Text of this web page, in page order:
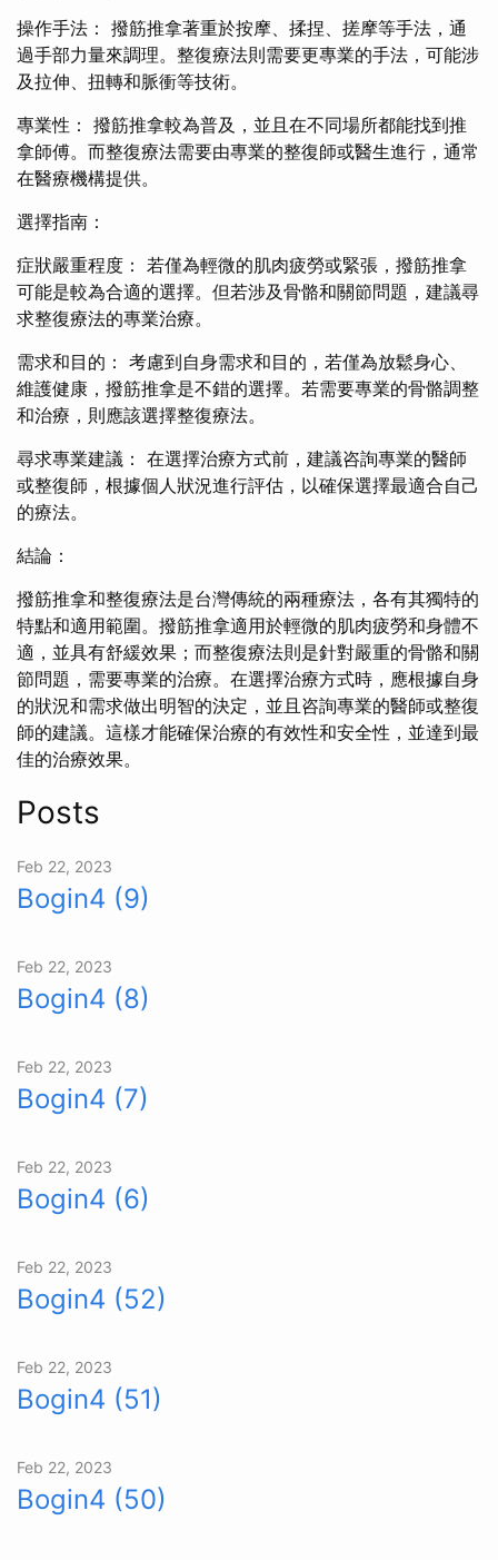
操作手法： 撥筋推拿著重於按摩、揉捏、搓摩等手法，通
過手部力量來調理。整復療法則需要更專業的手法，可能涉
及拉伸、扭轉和脈衝等技術。
專業性： 撥筋推拿較為普及，並且在不同場所都能找到推
拿師傅。而整復療法需要由專業的整復師或醫生進行，通常
在醫療機構提供。
選擇指南：
症狀嚴重程度： 若僅為輕微的肌肉疲勞或緊張，撥筋推拿
可能是較為合適的選擇。但若涉及骨骼和關節問題，建議尋
求整復療法的專業治療。
需求和目的： 考慮到自身需求和目的，若僅為放鬆身心、
維護健康，撥筋推拿是不錯的選擇。若需要專業的骨骼調整
和治療，則應該選擇整復療法。
尋求專業建議： 在選擇治療方式前，建議咨詢專業的醫師
或整復師，根據個人狀況進行評估，以確保選擇最適合自己
的療法。
結論：
撥筋推拿和整復療法是台灣傳統的兩種療法，各有其獨特的
特點和適用範圍。撥筋推拿適用於輕微的肌肉疲勞和身體不
適，並具有舒緩效果；而整復療法則是針對嚴重的骨骼和關
節問題，需要專業的治療。在選擇治療方式時，應根據自身
的狀況和需求做出明智的決定，並且咨詢專業的醫師或整復
師的建議。這樣才能確保治療的有效性和安全性，並達到最
佳的治療效果。
Posts
Feb 22, 2023
Bogin4 (9)
Feb 22, 2023
Bogin4 (8)
Feb 22, 2023
Bogin4 (7)
Feb 22, 2023
Bogin4 (6)
Feb 22, 2023
Bogin4 (52)
Feb 22, 2023
Bogin4 (51)
Feb 22, 2023
Bogin4 (50)